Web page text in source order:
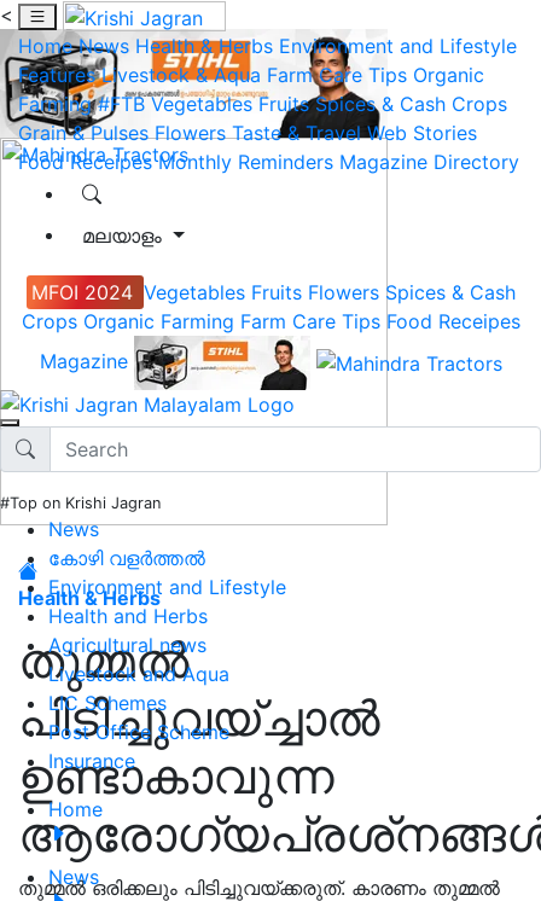
<
Home News Health & Herbs Environment and Lifestyle
Features Livestock & Aqua Farm Care Tips Organic
Farming #FTB Vegetables Fruits Spices & Cash Crops
Grain & Pulses Flowers Taste & Travel Web Stories
Food Receipes Monthly Reminders Magazine Directory
മലയാളം
MFOI 2024 Vegetables Fruits Flowers Spices & Cash
Crops Organic Farming Farm Care Tips Food Receipes
Magazine
#Top on Krishi Jagran
News
കോഴി വളർത്തൽ
Environment and Lifestyle
Health and Herbs
Agricultural news
Livestock and Aqua
LIC Schemes
Post Office Scheme
Insurance
Home
News
Health & Herbs
തുമ്മല്‍
പിടിച്ചുവയ്ച്ചാൽ
ഉണ്ടാകാവുന്ന
തുമ്മൽ ഒരിക്കലും പിടിച്ചുവയ്ക്കരുത്. കാരണം തുമ്മൽ